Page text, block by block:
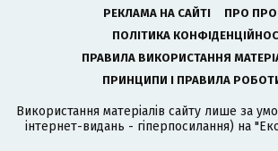
РЕКЛАМА НА САЙТІ
ПРО
ПОЛІТИКА
ПРАВИЛА ВИКОРИСТАННЯ
ПРИНЦИПИ І ПРАВИЛА
Використання матеріалів сайту лише за
інтернет-видань - гіперпосилання) на